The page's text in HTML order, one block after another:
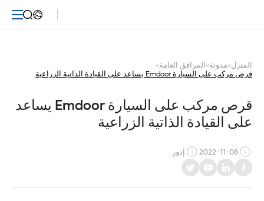
مركب
على
السيارة
Emdoor
يساعد
على
القيادة
المنزل>مدونة>المرافق العامة>
قرص مركب على السيارة Emdoor يساعد على القيادة الذاتية الزراعية
قرص مركب على السيارة Emdoor يساعد
على القيادة الذاتية الزراعية
2022-11-08 إدور